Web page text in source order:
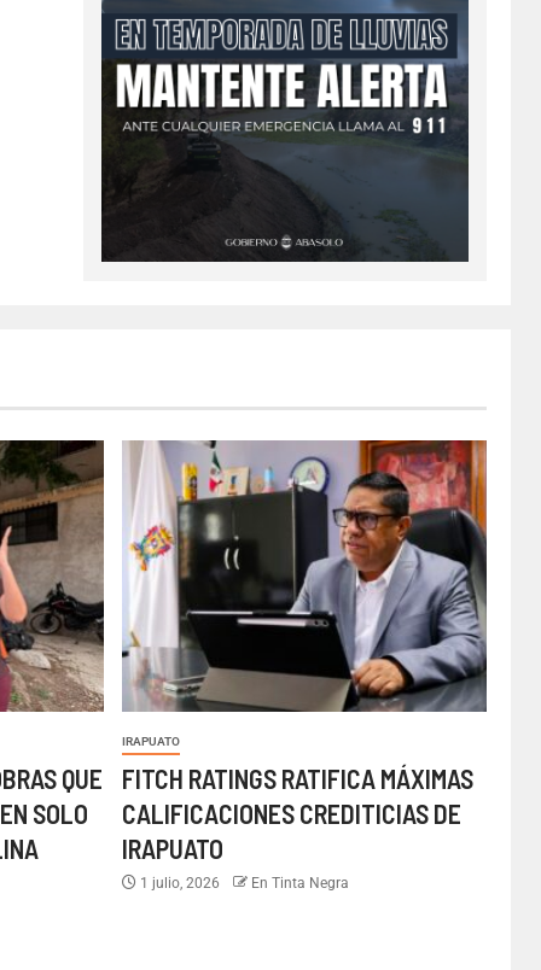
QUE
SOLO
IRAPUATO
FITCH RATINGS RATIFICA MÁXIMAS
CALIFICACIONES CREDITICIAS DE
IRAPUATO
1 julio, 2026 En Tinta Negra